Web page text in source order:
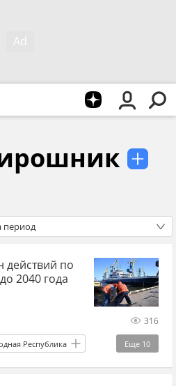
период
действий по
2040 года
316
Еще 10
Республика
главное